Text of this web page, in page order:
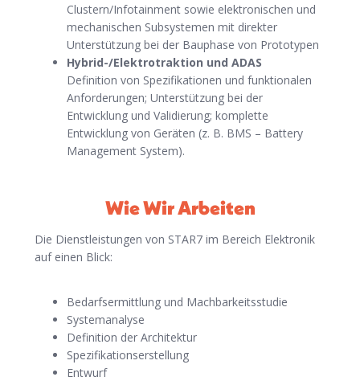
Clustern/Infotainment sowie elektronischen und
mechanischen Subsystemen mit direkter
Unterstützung bei der Bauphase von Prototypen
Hybrid-/Elektrotraktion und ADAS
Definition von Spezifikationen und funktionalen
Anforderungen; Unterstützung bei der
Entwicklung und Validierung; komplette
Entwicklung von Geräten (z. B. BMS – Battery
Management System).
Wie Wir Arbeiten
Die Dienstleistungen von STAR7 im Bereich Elektronik
auf einen Blick:
Bedarfsermittlung und Machbarkeitsstudie
Systemanalyse
Definition der Architektur
Spezifikationserstellung
Entwurf